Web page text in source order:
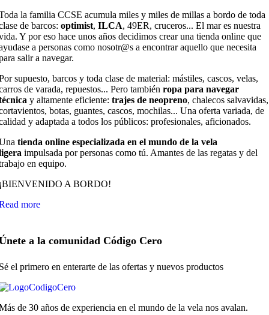
la familia CCSE acumula miles y miles de millas a bordo de toda
de barcos: optimist, ILCA, 49ER, cruceros... El mar es nuestra
Y por eso hace unos años decidimos crear una tienda online que
a personas como nosotr@s a encontrar aquello que necesita
salir a navegar.
supuesto, barcos y toda clase de material: mástiles, cascos, velas,
de varada, repuestos... Pero también ropa para navegar
y altamente eficiente: trajes de neopreno, chalecos salvavidas,
botas, guantes, cascos, mochilas... Una oferta variada, de
y adaptada a todos los públicos: profesionales, aficionados.
tienda online especializada en el mundo de la vela
impulsada por personas como tú. Amantes de las regatas y del
en equipo.
A BORDO!
more
a la comunidad Código Cero
el primero en enterarte de las ofertas y nuevos productos
de 30 años de experiencia en el mundo de la vela nos avalan.